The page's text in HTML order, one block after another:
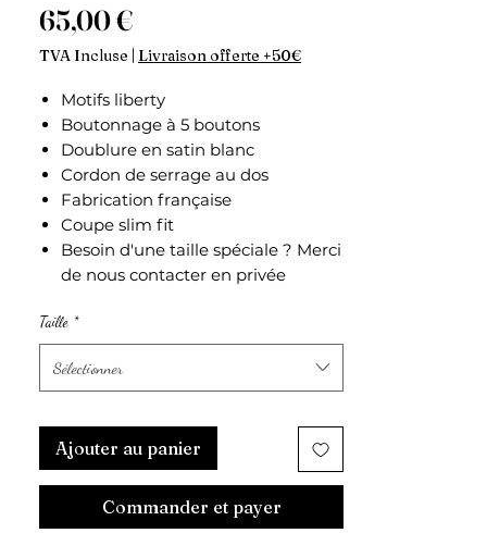
65,00 €Prix
TVA Incluse | Livraison offerte +50€
Motifs liberty
Boutonnage à 5 boutons
Doublure en satin blanc
Cordon de serrage au dos
Fabrication française
Coupe slim fit
Besoin d'une taille spéciale ? Merci
de nous contacter en privée
Taille *
Sélectionner
Ajouter au panier
Commander et payer